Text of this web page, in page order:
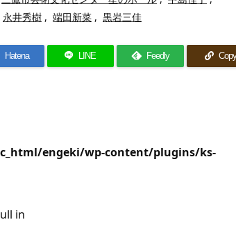
永井秀樹 , 端田新菜 , 黒岩三佳
Hatena LINE Feedly Copy
engeki/wp-content/plugins/ks-
in